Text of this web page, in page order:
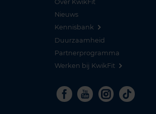
Over KwikFit
Nieuws
Kennisbank
Duurzaamheid
Partnerprogramma
Werken bij KwikFit
Facebook
YoutubeInstagram
Tiktok